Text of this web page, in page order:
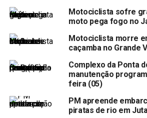
Motociclista sofre
moto pega fogo no
Motociclista morre
caçamba no Grande
Complexo da Ponta
manutenção
feira (05)
PM apreende
piratas de rio em